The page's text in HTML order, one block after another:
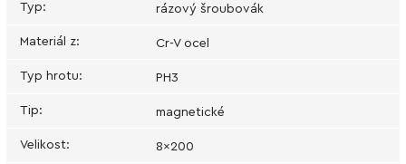
Typ: rázový šroubovák
Materiál z: Cr-V ocel
Typ hrotu: PH3
Tip: magnetické
Velikost: 8x200